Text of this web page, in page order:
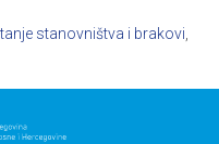
stanovništva i brakovi